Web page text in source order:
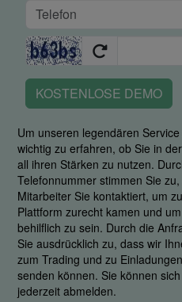
KOSTENLOSE DEMO
Um unseren legendären
wichtig zu erfahren, ob Sie in
all ihren Stärken zu nutzen.
Telefonnummer stimmen Sie
Mitarbeiter Sie kontaktiert, um
Plattform zurecht kamen und
behilflich zu sein. Durch die
Sie ausdrücklich zu, dass wir
zum Trading und zu
senden können. Sie können
jederzeit abmelden.